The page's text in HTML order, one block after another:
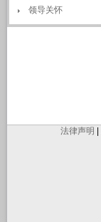
领导关怀
法律声明